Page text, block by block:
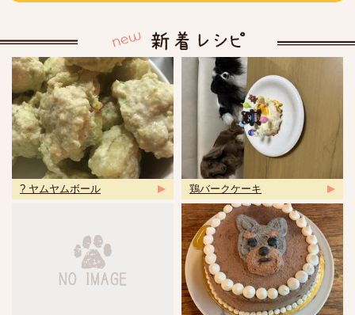
? ヤムヤムボール 鶏バークケーキ